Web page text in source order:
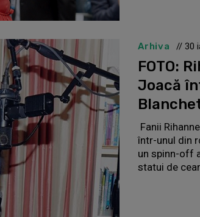
Arhiva // 30
FOTO:
Joacă
Fanii
într-unul din
un spinn-off
statui de